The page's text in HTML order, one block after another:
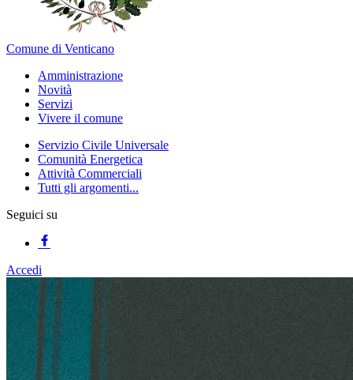
Comune di Venticano
Amministrazione
Novità
Servizi
Vivere il comune
Servizio Civile Universale
Comunità Energetica
Attività Commerciali
Tutti gli argomenti...
Seguici su
Accedi